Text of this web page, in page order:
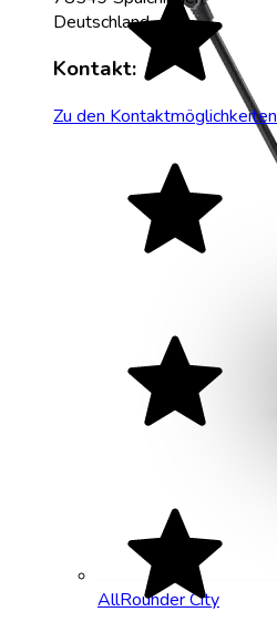
AllRounder City
Deutschland
Kontakt:
Zu den Kontaktmöglichkeiten